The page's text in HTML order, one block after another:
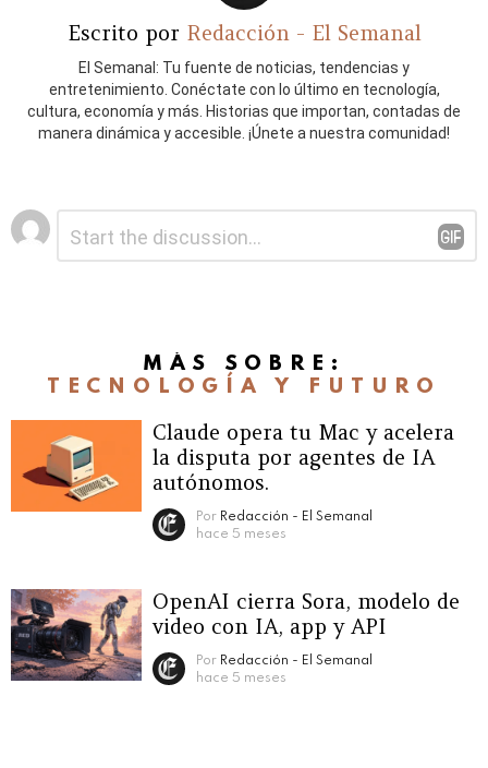
Escrito por Redacción - El Semanal
El Semanal: Tu fuente de noticias, tendencias y
entretenimiento. Conéctate con lo último en tecnología,
cultura, economía y más. Historias que importan, contadas de
manera dinámica y accesible. ¡Únete a nuestra comunidad!
Deja
una
MÁS SOBRE:
TECNOLOGÍA Y FUTURO
Claude opera tu Mac y acelera
la disputa por agentes de IA
autónomos.
Por Redacción - El Semanal
hace 5 meses
OpenAI cierra Sora, modelo de
video con IA, app y API
Por Redacción - El Semanal
hace 5 meses